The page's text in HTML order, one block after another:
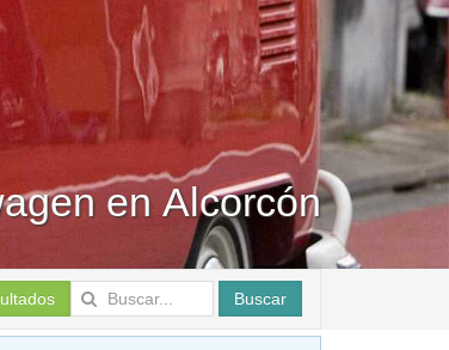
en Alcorcón
Buscar